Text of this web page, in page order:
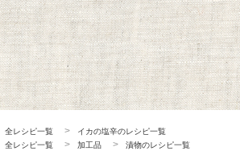
全レシピ一覧
イカの塩辛のレシピ一覧
全レシピ一覧 加工品 漬物のレシピ一覧